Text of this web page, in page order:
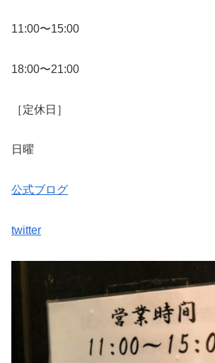
11:00〜15:00
18:00〜21:00
［定休日］
日曜
公式ブログ
twitter